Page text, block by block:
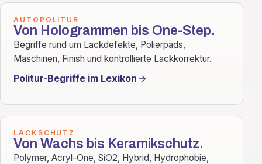
AUTOPOLITUR
Von Hologrammen bis One-Step.
Begriffe rund um Lackdefekte, Polierpads,
Maschinen, Finish und kontrollierte Lackkorrektur.
Politur-Begriffe im Lexikon
LACKSCHUTZ
Von Wachs bis Keramikschutz.
Polymer, Acryl-One, SiO2, Hybrid, Hydrophobie,